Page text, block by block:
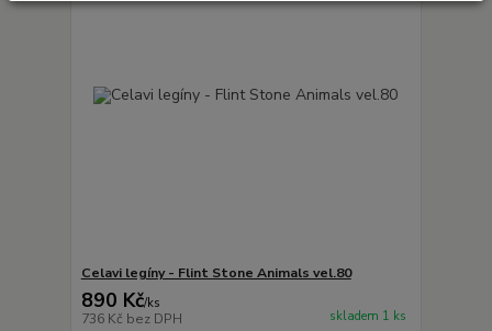
Celavi legíny - Flint Stone Animals vel.80
890 Kč/ks
736 Kč bez DPH skladem 1 ks